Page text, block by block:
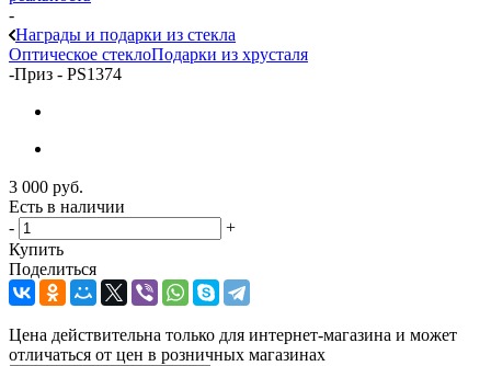
-
Награды и подарки из стекла
Оптическое стеклоПодарки из хрусталя
-Приз - PS1374
3 000 руб.
Есть в наличии
-
+
Купить
Поделиться
Цена действительна только для интернет-магазина и может
отличаться от цен в розничных магазинах